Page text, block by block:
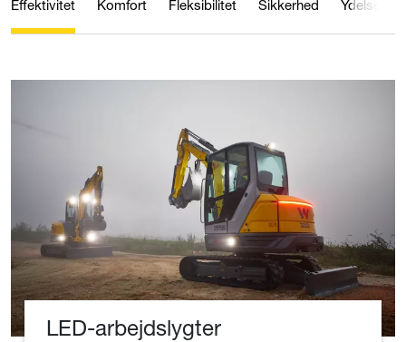
Effektivitet Komfort Fleksibilitet Sikkerhed Ydelse
LED-arbejdslygter